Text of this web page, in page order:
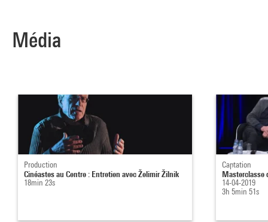
Média
Production
Cinéastes au Centre : Entretien avec Želimir Žilnik
18min 23s
Captation
Masterclasse
14-04-2019
3h 5min 51s